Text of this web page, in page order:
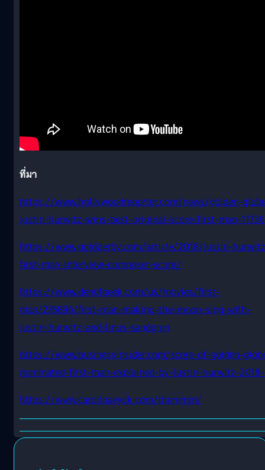
ที่มา
https://www.hollywoodreporter.com/news/golden-
justin-hurwitz-wins-best-original-score-first-man-
https://www.goldderby.com/article/2018/justin-
first-man-interview-composer-score/
https://www.denofgeek.com/us/movies/first-
man/276896/first-man-making-the-moon-sing-with-
justin-hurwitz-and-linus-sandgren
https://www.businessinsider.com/score-of-golden-
nominated-first-man-explained-by-justin-hurwitz-
https://www.carolinaeyck.com/theremin/